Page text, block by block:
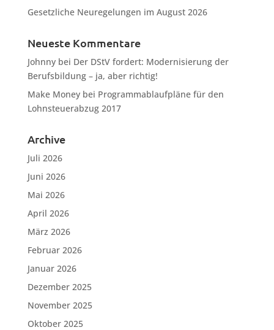
Gesetzliche Neuregelungen im August 2026
Neueste Kommentare
Johnnybei Der DStV fordert: Modernisierung der
Berufsbildung – ja, aber richtig!
Make Moneybei Programmablaufpläne für den
Lohnsteuerabzug 2017
Archive
Juli 2026
Juni 2026
Mai 2026
April 2026
März 2026
Februar 2026
Januar 2026
Dezember 2025
November 2025
Oktober 2025